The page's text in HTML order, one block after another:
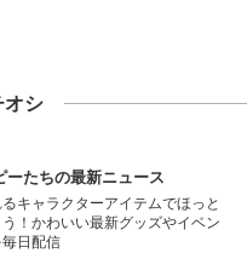
オシ
ーたちの最新ニュース
キャラクターアイテムでほっと
！かわいい最新グッズやイベン
毎日配信